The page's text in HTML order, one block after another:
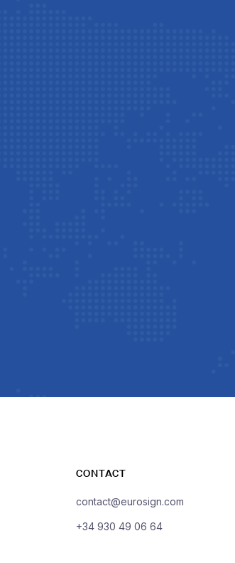
CONTACT
contact@eurosign.com
+34 930 49 06 64